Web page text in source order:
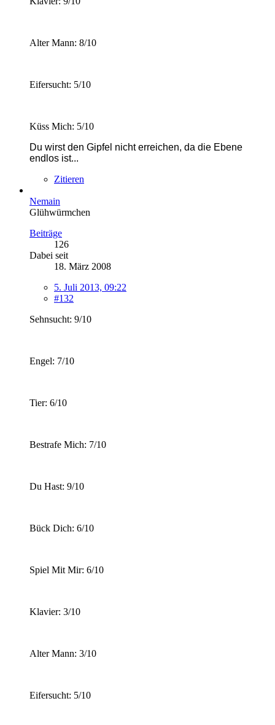
Alter Mann: 8/10
Eifersucht: 5/10
Küss Mich: 5/10
Du wirst den Gipfel nicht erreichen, da die Ebene
endlos ist...
Zitieren
Nemain
Glühwürmchen
Beiträge
126
Dabei seit
18. März 2008
5. Juli 2013, 09:22
#132
Sehnsucht: 9/10
Engel: 7/10
Tier: 6/10
Bestrafe Mich: 7/10
Du Hast: 9/10
Bück Dich: 6/10
Spiel Mit Mir: 6/10
Klavier: 3/10
Alter Mann: 3/10
Eifersucht: 5/10